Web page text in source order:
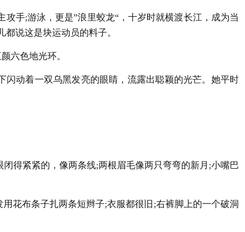
手;游泳，更是”浪里蛟龙“，十岁时就横渡长江，成为当
说这是块运动员的料子。
六色地光环。
动着一双乌黑发亮的眼睛，流露出聪颖的光芒。她平时
得紧紧的，像两条线;两根眉毛像两只弯弯的新月;小嘴巴
花布条子扎两条短辫子;衣服都很旧;右裤脚上的一个破洞